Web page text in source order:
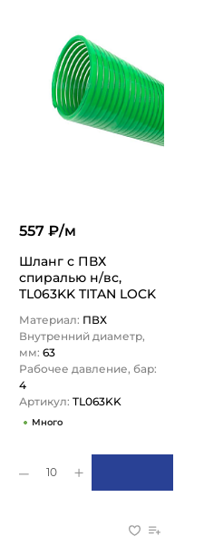
557 ₽/м
Шланг с ПВХ
спиралью н/вс,
TL063KK TITAN LOCK
Материал: ПВХ
Внутренний диаметр,
мм: 63
Рабочее давление, бар:
4
Артикул: TL063KK
Много
10